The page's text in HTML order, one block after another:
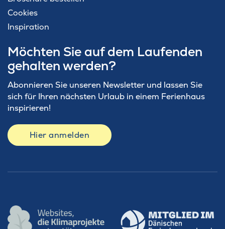
Cookies
Inspiration
Möchten Sie auf dem Laufenden
gehalten werden?
Abonnieren Sie unseren Newsletter und lassen Sie
sich für Ihren nächsten Urlaub in einem Ferienhaus
inspirieren!
Hier anmelden